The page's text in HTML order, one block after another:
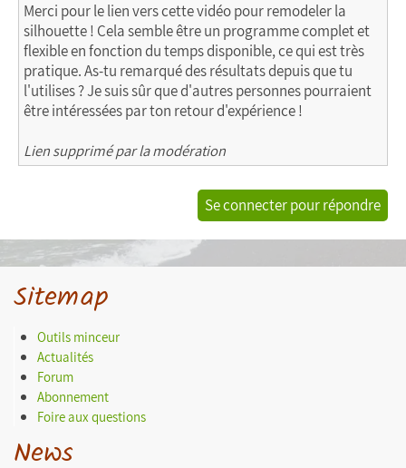
Merci pour le lien vers cette vidéo pour remodeler la
silhouette ! Cela semble être un programme complet et
flexible en fonction du temps disponible, ce qui est très
pratique. As-tu remarqué des résultats depuis que tu
l'utilises ? Je suis sûr que d'autres personnes pourraient
être intéressées par ton retour d'expérience !
Lien supprimé par la modération
Se connecter pour répondre
Sitemap
Outils minceur
Actualités
Forum
Abonnement
Foire aux questions
News